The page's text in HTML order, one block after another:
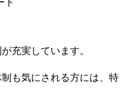
充実しています。
も気にされる方には、特